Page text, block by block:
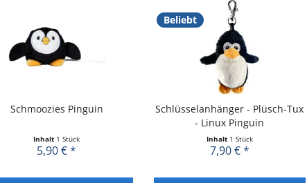
Schmoozies Pinguin
Inhalt 1 Stück
5,90 € *
Beliebt
Schlüsselanhänger - Plüsch-Tux
- Linux Pinguin
Inhalt 1 Stück
7,90 € *